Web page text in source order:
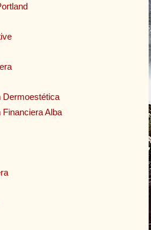
Dermoestética
Alba